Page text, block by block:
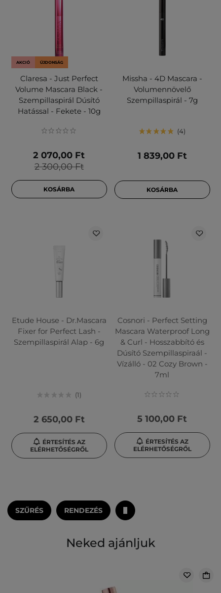
AKCIÓ ÚJDONSÁG
Claresa - Just Perfect
Volume Mascara Black -
Szempillaspirál Dúsító
Hatással - Fekete - 10g
2 300,00 Ft
2 070,00 Ft
KOSÁRBA
Missha - 4D Mascara -
Volumennövelő
Szempillaspirál - 7g
4
1 839,00 Ft
KOSÁRBA
Etude House - Dr.Mascara
Fixer for Perfect Lash -
Szempillaspirál Alap - 6g
1
2 650,00 Ft
ÉRTESÍTÉS AZ
ELÉRHETŐSÉGRŐL
Cosnori - Perfect Setting
Mascara Waterproof Long
& Curl - Hosszabbító és
Dúsító Szempillaspiraál -
Vízálló - 02 Cozy Brown -
7ml
5 100,00 Ft
ÉRTESÍTÉS AZ
ELÉRHETŐSÉGRŐL
SZŰRÉS RENDEZÉS
Neked ajánljuk